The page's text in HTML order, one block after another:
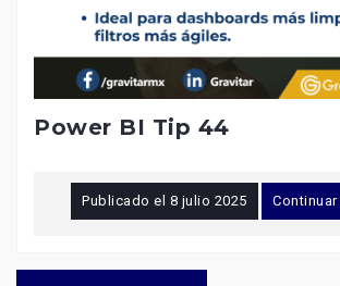
Power BI Tip 44
Publicado el 8 julio 2025